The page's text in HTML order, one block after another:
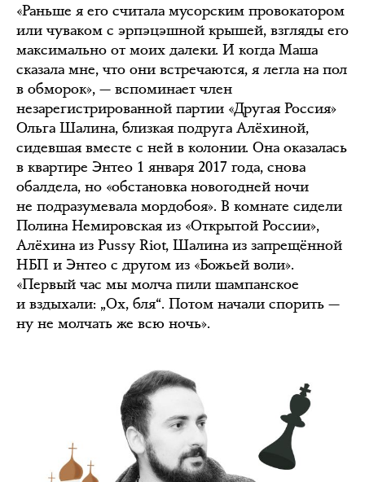
«Раньше я его считала мусорским провокатором
или чуваком с эрпэцэшной крышей, взгляды его
максимально от моих далеки. И когда Маша
сказала мне, что они встречаются, я легла на пол
в обморок», — вспоминает член
незарегистрированной партии «Другая Россия»
Ольга Шалина, близкая подруга Алёхиной,
сидевшая вместе с ней в колонии. Она оказалась
в квартире Энтео 1 января 2017 года, снова
обалдела, но «обстановка новогодней ночи
не подразумевала мордобоя». В комнате сидели
Полина Немировская из «Открытой России»,
Алёхина из Pussy Riot, Шалина из запрещённой
НБП и Энтео с другом из «Божьей воли».
«Первый час мы молча пили шампанское
и вздыхали: „Ох, бля“. Потом начали спорить —
ну не молчать же всю ночь».